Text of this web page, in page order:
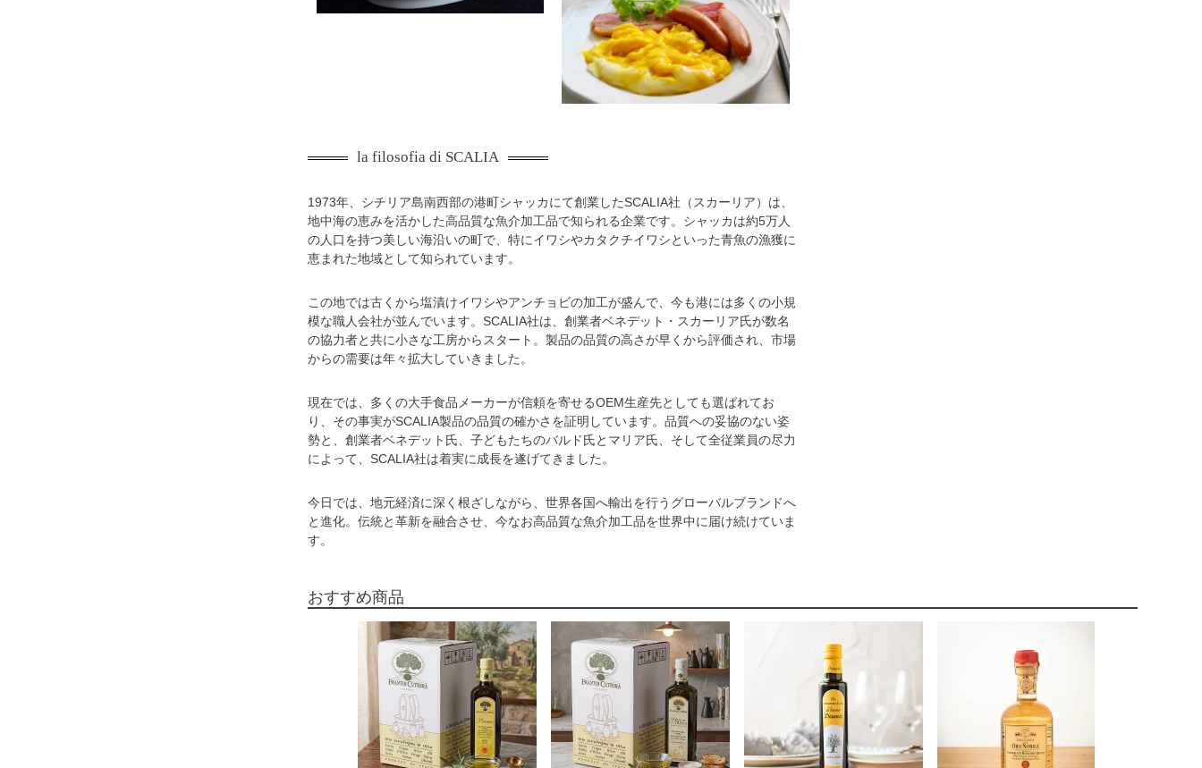
la filosofia di SCALIA
1973年、シチリア島南西部の港町シャッカにて創業したSCALIA社（スカーリア）は、
地中海の恵みを活かした高品質な魚介加工品で知られる企業です。シャッカは約5万人
の人口を持つ美しい海沿いの町で、特にイワシやカタクチイワシといった青魚の漁獲に
恵まれた地域として知られています。
この地では古くから塩漬けイワシやアンチョビの加工が盛んで、今も港には多くの小規
模な職人会社が並んでいます。SCALIA社は、創業者ベネデット・スカーリア氏が数名
の協力者と共に小さな工房からスタート。製品の品質の高さが早くから評価され、市場
からの需要は年々拡大していきました。
現在では、多くの大手食品メーカーが信頼を寄せるOEM生産先としても選ばれてお
り、その事実がSCALIA製品の品質の確かさを証明しています。品質への妥協のない姿
勢と、創業者ベネデット氏、子どもたちのバルド氏とマリア氏、そして全従業員の尽力
によって、SCALIA社は着実に成長を遂げてきました。
今日では、地元経済に深く根ざしながら、世界各国へ輸出を行うグローバルブランドへ
と進化。伝統と革新を融合させ、今なお高品質な魚介加工品を世界中に届け続けていま
す。
おすすめ商品